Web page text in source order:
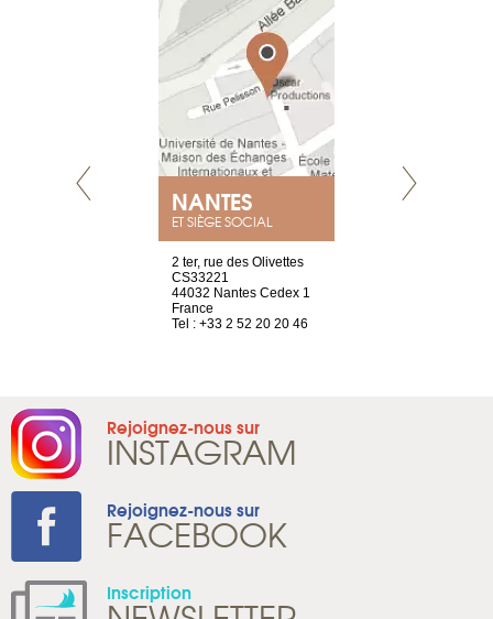
NANTES
ET SIÈGE SOCIAL
2 ter, rue des Olivettes
CS33221
44032 Nantes Cedex 1
France
Tel : +33 2 52 20 20 46
Rejoignez-nous sur
INSTAGRAM
Rejoignez-nous sur
FACEBOOK
Inscription